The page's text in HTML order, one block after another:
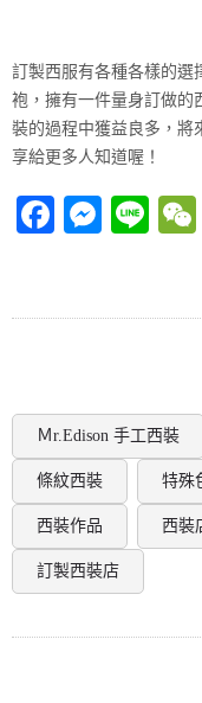
訂製西服有各種各樣的選
袍，擁有一件量身訂做的
裝的過程中獲益良多，將
享給更多人知道喔！
Facebook
Ｍr.Edison 手工西裝
條紋西裝 特殊
西裝作品 西裝
訂製西裝店